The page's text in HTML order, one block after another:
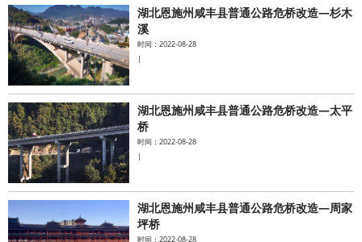
案例中心
湖北恩施州咸丰县普通公路危桥改造—杉木
溪
时间：2022-08-28
|
湖北恩施州咸丰县普通公路危桥改造—太平
桥
时间：2022-08-28
|
湖北恩施州咸丰县普通公路危桥改造—周家
坪桥
时间：2022-08-28